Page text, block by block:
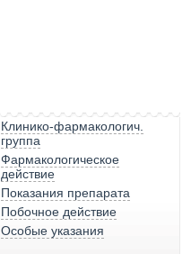
Клинико-фармакологич.
группа
Фармакологическое
действие
Показания препарата
Побочное действие
Особые указания